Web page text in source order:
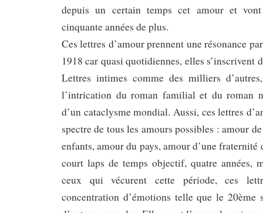
depuis un certain temps cet amour et
cinquante années de plus.
Ces lettres d’amour prennent une résonance
1918 car quasi quotidiennes, elles s’inscrivent
Lettres intimes comme des milliers
l’intrication du roman familial et du roman
d’un cataclysme mondial. Aussi, ces lettres
spectre de tous les amours possibles : amour
enfants, amour du pays, amour d’une fraternité
court laps de temps objectif, quatre années,
ceux qui vécurent cette période, ces
concentration d’émotions telle que le 20ème